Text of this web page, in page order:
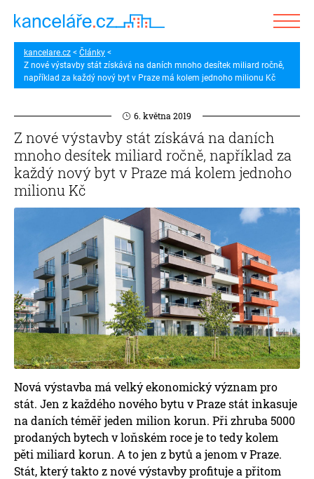
kancelare.cz
Články
Z nové výstavby stát získává na daních mnoho desítek miliard ročně,
například za každý nový byt v Praze má kolem jednoho milionu Kč
6. května 2019
Z nové výstavby stát získává na daních
mnoho desítek miliard ročně, například za
každý nový byt v Praze má kolem jednoho
milionu Kč
Nová výstavba má velký ekonomický význam pro
stát. Jen z každého nového bytu v Praze stát inkasuje
na daních téměř jeden milion korun. Při zhruba 5000
prodaných bytech v loňském roce je to tedy kolem
pěti miliard korun. A to jen z bytů a jenom v Praze.
Stát, který takto z nové výstavby profituje a přitom